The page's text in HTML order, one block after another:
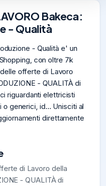
Bakeca:
- Qualità
- Qualità e' un
con oltre 7k
offerte di Lavoro
- QUALITÀ di
riguardanti elettricisti
generici, id... Unisciti al
direttamente
di Lavoro della
- QUALITÀ di